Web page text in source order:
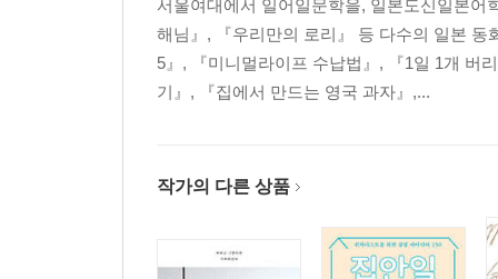
서울여대에서 일어일문학을, 일본도신일본
해님』, 『우리만의 로리』 등 다수의 일본
5』, 『미니멀라이프 수납법』, 『1일 1개 버
기』, 『집에서 만드는 영국 과자』,...
작가의 다른 상품